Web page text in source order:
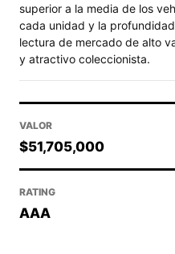
superior a la media de los
cada unidad y la
lectura de mercado de alto
y atractivo coleccionista.
VALOR
$51,705,000
RATING
AAA